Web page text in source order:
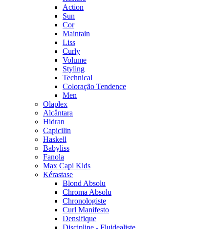
Action
Sun
Cor
Maintain
Liss
Curly
Volume
Styling
Technical
Coloração Tendence
Men
Olaplex
Alcântara
Hidran
Capicilin
Haskell
Babyliss
Fanola
Max Capi Kids
Kérastase
Blond Absolu
Chroma Absolu
Chronologiste
Curl Manifesto
Densifique
Discipline - Fluidealiste